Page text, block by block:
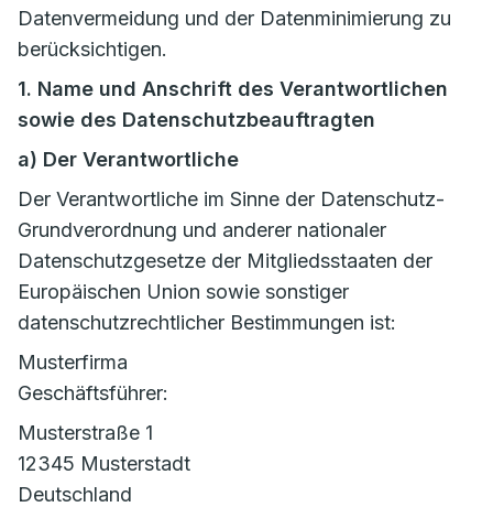
Datenvermeidung und der Datenminimierung zu
berücksichtigen.
1. Name und Anschrift des Verantwortlichen
sowie des Datenschutzbeauftragten
a) Der Verantwortliche
Der Verantwortliche im Sinne der Datenschutz-
Grundverordnung und anderer nationaler
Datenschutzgesetze der Mitgliedsstaaten der
Europäischen Union sowie sonstiger
datenschutzrechtlicher Bestimmungen ist:
Musterfirma
Geschäftsführer:
Musterstraße 1
12345 Musterstadt
Deutschland